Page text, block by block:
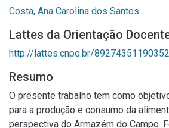
Costa, Ana Carolina dos Santos
Lattes da Orientação
http://lattes.cnpq.br/
Resumo
O presente trabalho tem como
para a produção e consumo da
perspectiva do Armazém do Campo.